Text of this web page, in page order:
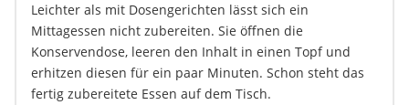
Leichter als mit Dosengerichten lässt sich ein
Mittagessen nicht zubereiten. Sie öffnen die
Konservendose, leeren den Inhalt in einen Topf und
erhitzen diesen für ein paar Minuten. Schon steht das
fertig zubereitete Essen auf dem Tisch.